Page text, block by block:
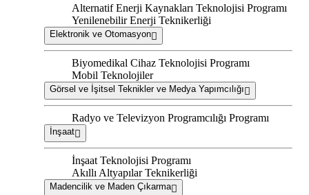
Alternatif Enerji Kaynakları Teknolojisi Programı
Yenilenebilir Enerji Teknikerliği
Elektronik ve Otomasyon
Biyomedikal Cihaz Teknolojisi Programı
Mobil Teknolojiler
Görsel ve İşitsel Teknikler ve Medya Yapımcılığı
Radyo ve Televizyon Programcılığı Programı
İnşaat
İnşaat Teknolojisi Programı
Akıllı Altyapılar Teknikerliği
Madencilik ve Maden Çıkarma